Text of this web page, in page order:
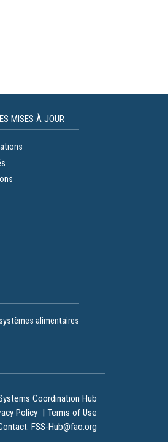
MISES À JOUR
alimentaires
Coordination Hub
Policy | Terms of Use
FSS-Hub@fao.org